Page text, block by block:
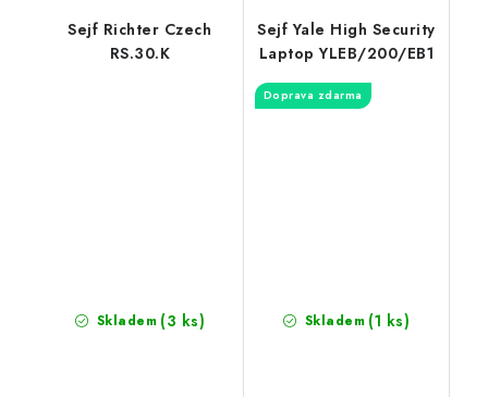
Sejf Richter Czech
RS.30.K
Skladem (3 ks)
Sejf Yale High Security
Laptop YLEB/200/EB1
Doprava zdarma
Skladem (1 ks)